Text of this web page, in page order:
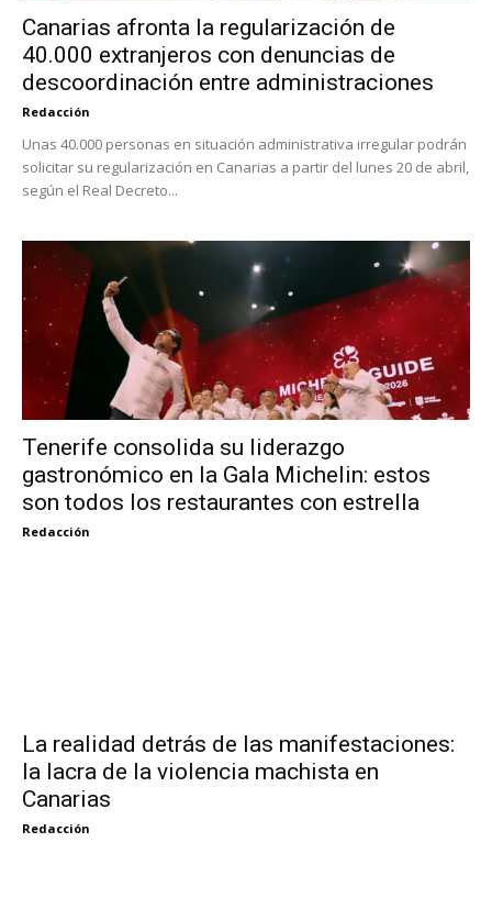
Canarias afronta la regularización de
40.000 extranjeros con denuncias de
descoordinación entre administraciones
Redacción
Unas 40.000 personas en situación administrativa irregular podrán
solicitar su regularización en Canarias a partir del lunes 20 de abril,
según el Real Decreto...
Tenerife consolida su liderazgo
gastronómico en la Gala Michelin: estos
son todos los restaurantes con estrella
Redacción
La realidad detrás de las manifestaciones:
la lacra de la violencia machista en
Canarias
Redacción